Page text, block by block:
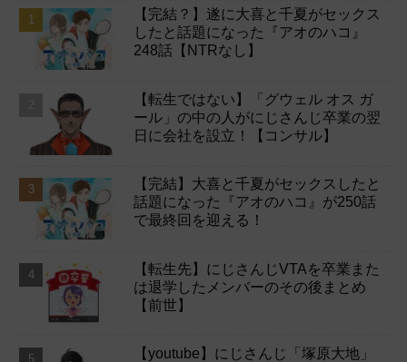
【完結？】遂に大喜と千夏がセックス
したと話題になった『アオのハコ』
248話【NTRなし】
【転生ではない】「グウェル オス ガ
ール」の中の人がにじさんじ卒業の翌
日に会社を設立！【コンサル】
【完結】大喜と千夏がセックスしたと
話題になった『アオのハコ』が250話
で最終回を迎える！
【転生先】にじさんじVTAを卒業また
は退学したメンバーのその後まとめ
【前世】
【youtube】にじさんじ「塚原大地」